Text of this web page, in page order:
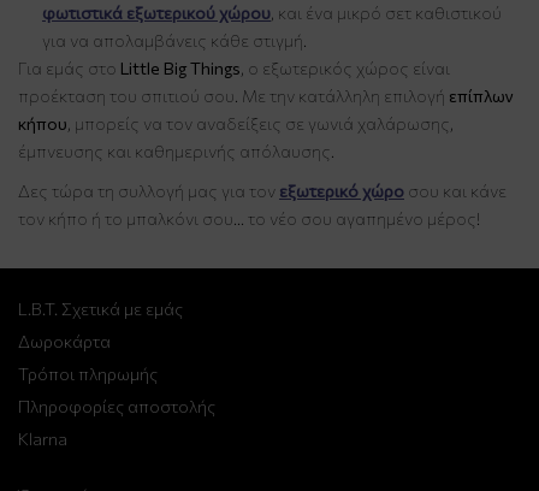
φωτιστικά εξωτερικού χώρου , και ένα μικρό σετ καθιστικού
για να απολαμβάνεις κάθε στιγμή.
Για εμάς στο Little Big Things , ο εξωτερικός χώρος είναι
προέκταση του σπιτιού σου. Με την κατάλληλη επιλογή επίπλων
κήπου , μπορείς να τον αναδείξεις σε γωνιά χαλάρωσης,
έμπνευσης και καθημερινής απόλαυσης.
Δες τώρα τη συλλογή μας για τον εξωτερικό χώρο σου και κάνε
τον κήπο ή το μπαλκόνι σου… το νέο σου αγαπημένο μέρος!
L.B.T. Σχετικά με εμάς
Δωροκάρτα
Τρόποι πληρωμής
Πληροφορίες αποστολής
Klarna